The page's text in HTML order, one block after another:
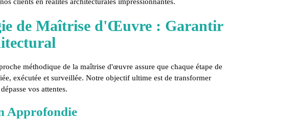
de Maîtrise d'Œuvre : Garantir
méthodique de la maîtrise d'œuvre assure que chaque étape de
exécutée et surveillée. Notre objectif ultime est de transformer
vos attentes.
Approfondie